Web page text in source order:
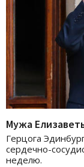
Мужа
Герцога
сердечно-
неделю.